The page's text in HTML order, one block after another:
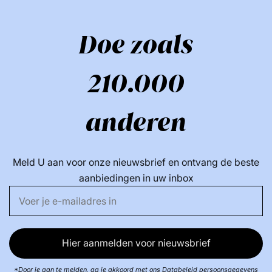
HDI/trimethylol hexyllacton kruispolymeer, cellulose,
nylon-SULONE, NYLON, NYLON, NYLON, NYLON,
NYLON-SULFAT Osfaat, dinatriumstearoylglutamaat,
WATERSTOFDIMETHICONE, CITROENZUUR,
DISTEARDIMONIUM HECTORIET, BHT, TOCOFEROL,
FENOXYETHANOL. [+/- KAN BEVATTEN: CI 77491, CI
77492, CI 77499 / IJZEROXIDES, CI 77891 /
TITANIUMDIOXIDE]. (BESTAND Z298562/1).
Vind meer van deze merk:
Doe zoals
210.000
anderen
Meld U aan voor onze nieuwsbrief en ontvang de beste
aanbiedingen in uw inbox
Hier aanmelden voor nieuwsbrief
*Door je aan te melden, ga je akkoord met ons Databeleid persoonsgegevens